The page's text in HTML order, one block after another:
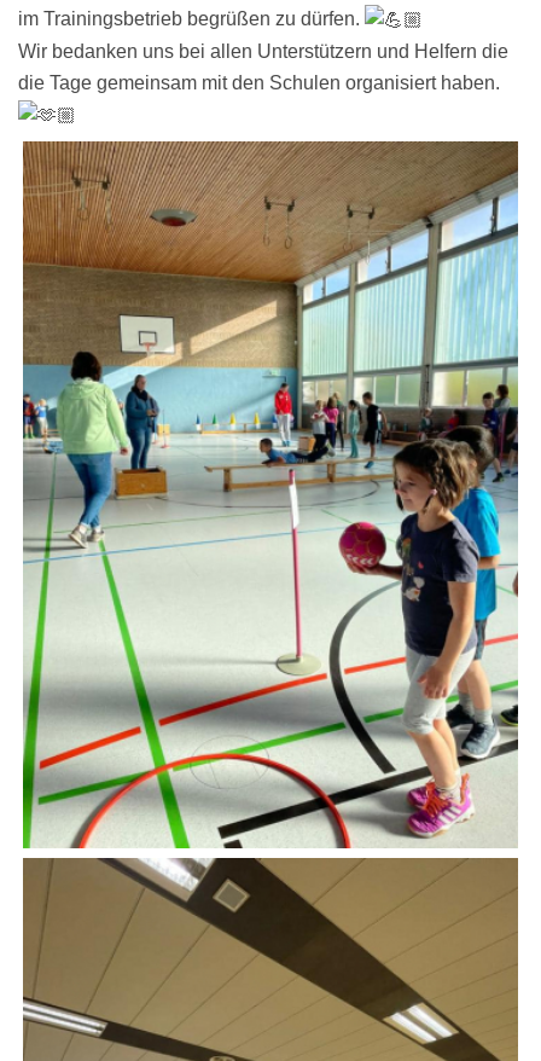
im Trainingsbetrieb begrüßen zu dürfen.
Wir bedanken uns bei allen Unterstützern und Helfern die
die Tage gemeinsam mit den Schulen organisiert haben.